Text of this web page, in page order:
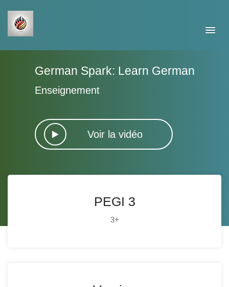
German Spark: Learn German
Enseignement
Voir la vidéo
PEGI 3
3+